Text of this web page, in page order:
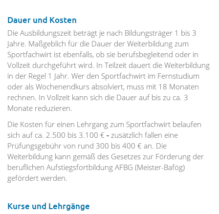
Dauer und Kosten
Die Ausbildungszeit beträgt je nach Bildungsträger 1 bis 3
Jahre. Maßgeblich für die Dauer der Weiterbildung zum
Sportfachwirt ist ebenfalls, ob sie berufsbegleitend oder in
Vollzeit durchgeführt wird. In Teilzeit dauert die Weiterbildung
in der Regel 1 Jahr. Wer den Sportfachwirt im Fernstudium
oder als Wochenendkurs absolviert, muss mit 18 Monaten
rechnen. In Vollzeit kann sich die Dauer auf bis zu ca. 3
Monate reduzieren.
Die Kosten für einen Lehrgang zum Sportfachwirt belaufen
sich auf ca. 2.500 bis 3.100 € - zusätzlich fallen eine
Prüfungs­gebühr von rund 300 bis 400 € an. Die
Weiterbildung kann gemäß des Gesetzes zur Förderung der
beruflichen Aufstiegsfortbildung AFBG (Meister-Bafög)
gefördert werden.
Kurse und Lehrgänge